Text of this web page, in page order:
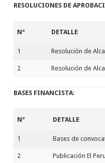
RESOLUCIONES DE
Nº DETALLE
1 Resolución de
2 Resolución de
BASES FINANCISTA:
Nº DETALLE
1 Bases de
2 Publicación El